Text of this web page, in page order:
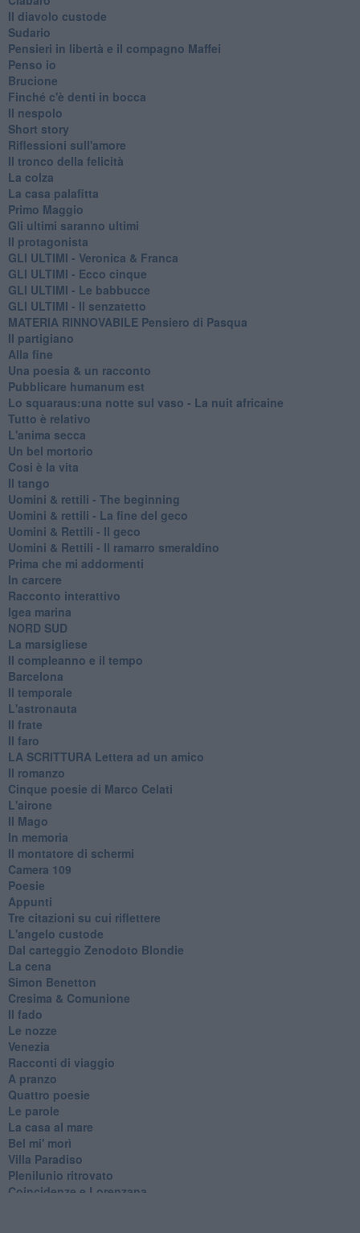
Il diavolo custode
Sudario
Pensieri in libertà e il compagno Maffei
Penso io
Brucione
Finché c'è denti in bocca
Il nespolo
Short story
Riflessioni sull'amore
Il tronco della felicità
La colza
La casa palafitta
Primo Maggio
Gli ultimi saranno ultimi
Il protagonista
GLI ULTIMI - Veronica & Franca
GLI ULTIMI - Ecco cinque
GLI ULTIMI - Le babbucce
GLI ULTIMI - Il senzatetto
MATERIA RINNOVABILE Pensiero di Pasqua
Il partigiano
Alla fine
Una poesia & un racconto
Pubblicare humanum est
Lo squaraus:una notte sul vaso - La nuit africaine
Tutto è relativo
L'anima secca
Un bel mortorio
Cosi è la vita
Il tango
​Uomini & rettili - The beginning
​Uomini & rettili - La fine del geco
Uomini & Rettili - Il geco
Uomini & Rettili - Il ramarro smeraldino
Prima che mi addormenti
In carcere
Racconto interattivo
Igea marina
​NORD SUD
La marsigliese
Il compleanno e il tempo
Barcelona
Il temporale
L'astronauta
Il frate
Il faro
​LA SCRITTURA Lettera ad un amico
Il romanzo
Cinque poesie di Marco Celati
L'airone
Il Mago
In memoria
Il montatore di schermi
Camera 109
Poesie
Appunti
Tre citazioni su cui riflettere
L'angelo custode
Dal carteggio Zenodoto Blondie
La cena
Simon Benetton
Cresima & Comunione
Il fado
Le nozze
Venezia
Racconti di viaggio
A pranzo
Quattro poesie
Le parole
La casa al mare
Bel mi' morì
Villa Paradiso
Plenilunio ritrovato
Coincidenze e Lorenzana